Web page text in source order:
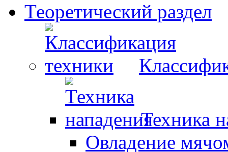
Теоретический раздел
Техника
Овладение